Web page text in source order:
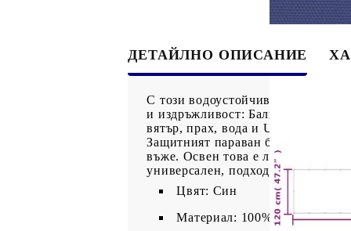
ДЕТАЙЛНО ОПИСАНИЕ
С този водоустойчив балконски
и издръжливост: Балконският
вятър, прах, вода и UV. Неговият
Защитният параван без усилие
въже. Освен това е лесен за
универсален, подходящ за
Цвят: Син
Материал: 100% полиестер